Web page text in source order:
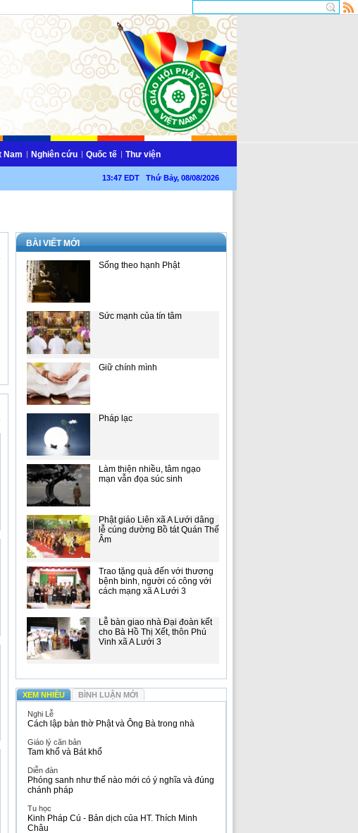
Nam Nghiên cứu Quốc tế Thư viện
13:47 EDT Thứ Bảy, 08/08/2026
BÀI VIẾT MỚI
Sống theo hạnh Phật
Sức mạnh của tín tâm
Giữ chính mình
Pháp lạc
Làm thiện nhiều, tâm ngạo
mạn vẫn đọa súc sinh
Phật giáo Liên xã A Lưới dâng
lễ cúng dường Bồ tát Quán Thế
Âm
Trao tặng quà đến với thương
bệnh binh, người có công với
cách mạng xã A Lưới 3
Lễ bàn giao nhà Đại đoàn kết
cho Bà Hồ Thị Xết, thôn Phú
Vinh xã A Lưới 3
XEM NHIỀU BÌNH LUẬN MỚI
Nghi Lễ
Cách lập bàn thờ Phật và Ông Bà trong nhà
Giáo lý căn bản
Tam khổ và Bát khổ
Diễn đàn
Phóng sanh như thế nào mới có ý nghĩa và đúng
chánh pháp
Tu học
Kinh Pháp Cú - Bản dịch của HT. Thích Minh
Châu